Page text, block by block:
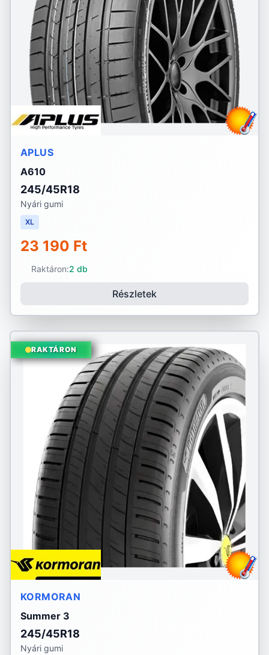
APLUS
A610
245/45R18
Nyári gumi
XL
23 190 Ft
Raktáron:2 db
Részletek
RAKTÁRON
KORMORAN
Summer 3
245/45R18
Nyári gumi